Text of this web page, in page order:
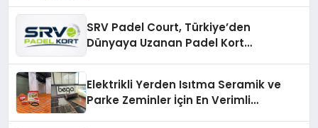
SRV Padel Court, Türkiye’den
Dünyaya Uzanan Padel Kort
Elektrikli Yerden Isıtma Seramik ve
Parke Zeminler İçin En Verimli